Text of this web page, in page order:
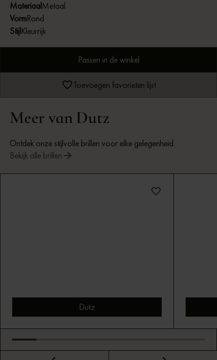
MateriaalMetaal
VormRond
StijlKleurrijk
Passen in de winkel
Toevoegen favorieten lijst
Meer van Dutz
Ontdek onze stijlvolle brillen voor elke gelegenheid.
Bekijk alle brillen
Dutz
Bekijk montuur